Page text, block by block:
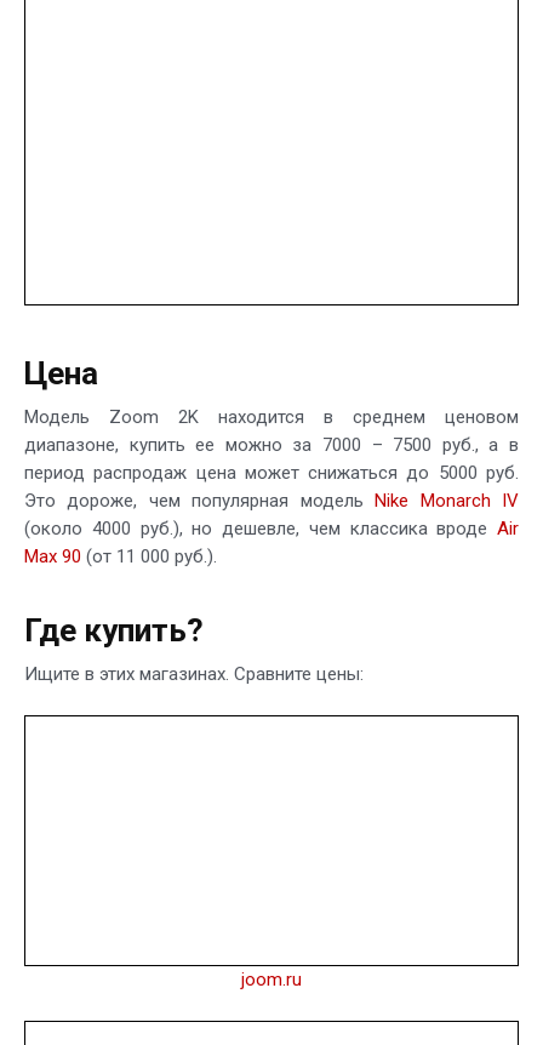
Цена
Модель Zoom 2K находится в среднем ценовом
диапазоне, купить ее можно за 7000 – 7500 руб., а в
период распродаж цена может снижаться до 5000 руб.
Это дороже, чем популярная модельNike Monarch IV
(около 4000 руб.), но дешевле, чем классика вроде Air
Max 90 (от 11 000 руб.).
Где купить?
Ищите в этих магазинах. Сравните цены:
joom.ru